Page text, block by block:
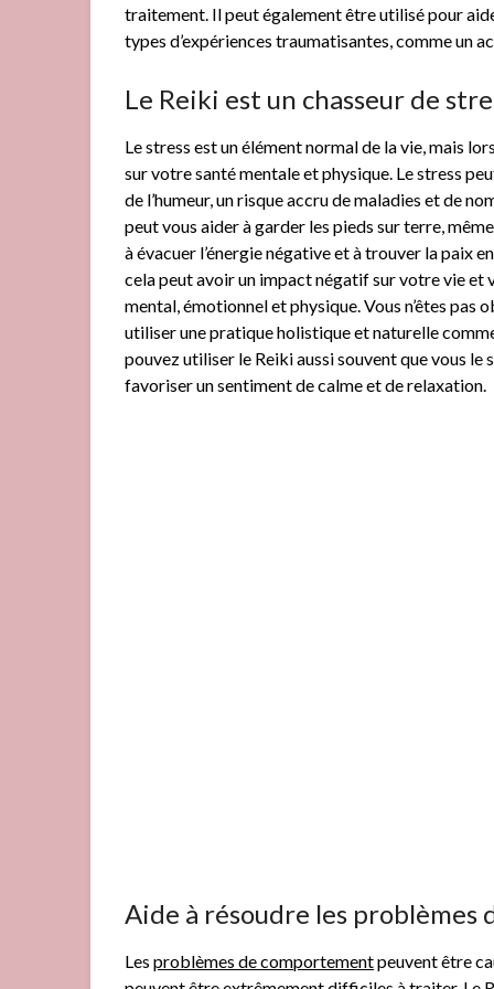
traitement. Il peut également être utilisé pour
types d’expériences traumatisantes, comme un
Le Reiki est un chasseur de
Le stress est un élément normal de la vie, mais
sur votre santé mentale et physique. Le stress
de l’humeur, un risque accru de maladies et de
peut vous aider à garder les pieds sur terre,
à évacuer l’énergie négative et à trouver la paix
cela peut avoir un impact négatif sur votre vie et
mental, émotionnel et physique. Vous n’êtes pas
utiliser une pratique holistique et naturelle
pouvez utiliser le Reiki aussi souvent que vous
favoriser un sentiment de calme et de relaxation.
Aide à résoudre les problèmes
Lesproblèmes de comportementpeuvent être